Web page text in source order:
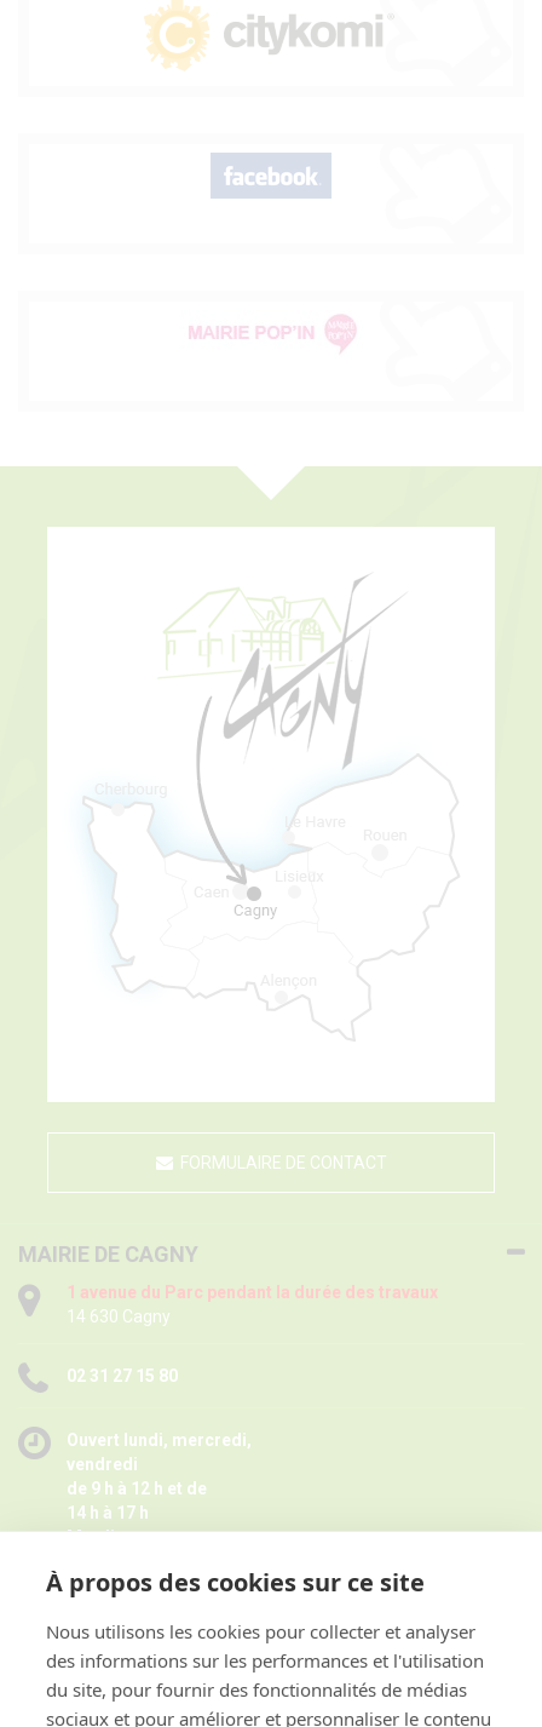
FORMULAIRE DE CONTACT
MAIRIE DE CAGNY
1 avenue du Parc pendant la durée des travaux
14 630 Cagny
02 31 27 15 80
Ouvert lundi, mercredi,
vendredi
de 9 h à 12 h et de
14 h à 17 h
Mardi
Jeudi de 14 h à 17 h -Fermé pendant les petites vacances
Horaires juillet août ici
et sur rendez-vous
À propos des cookies sur ce site
Nous utilisons les cookies pour collecter et analyser
des informations sur les performances et l'utilisation
du site, pour fournir des fonctionnalités de médias
sociaux et pour améliorer et personnaliser le contenu